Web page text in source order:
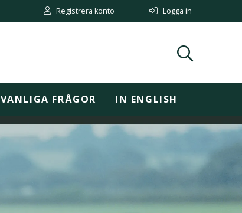
Registrera konto Logga in
VANLIGA FRÅGOR IN ENGLISH